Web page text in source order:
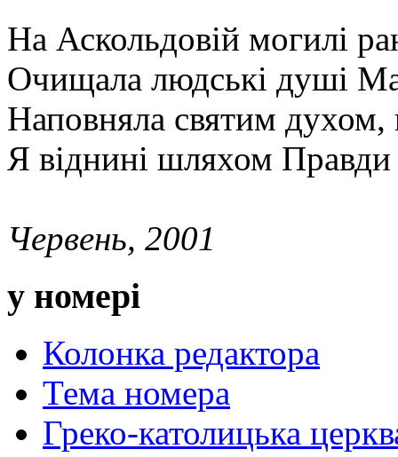
На Аскольдовій могилі
Очищала людські душі
Наповняла святим духом,
Я віднині шляхом
Червень, 2001
у номері
Колонка редактора
Тема номера
Греко-католицька